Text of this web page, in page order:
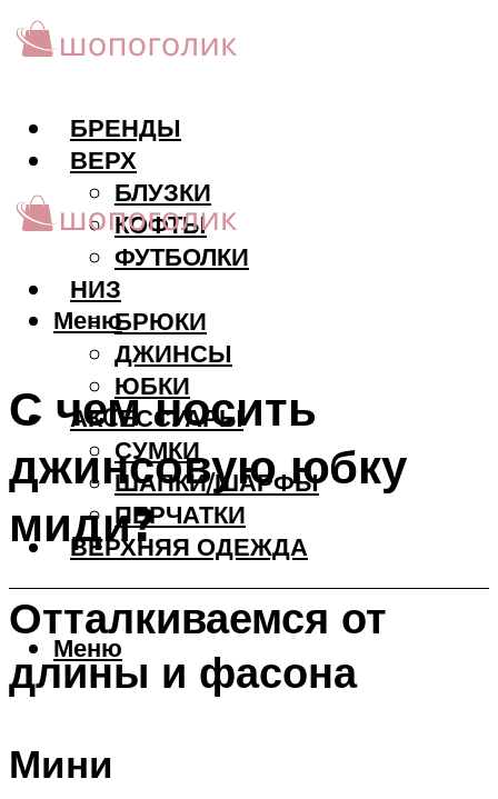
БРЕНДЫ
ВЕРХ
БЛУЗКИ
КОФТЫ
ФУТБОЛКИ
НИЗ
БРЮКИ
ДЖИНСЫ
ЮБКИ
АКCЕССУАРЫ
СУМКИ
ШАПКИ/ШАРФЫ
ПЕРЧАТКИ
ВЕРХНЯЯ ОДЕЖДА
Меню
Меню
С чем носить
джинсовую юбку
миди?
Отталкиваемся от
длины и фасона
Мини